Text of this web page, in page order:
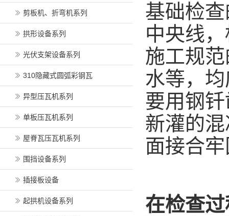
基础检
中央线
施工规
水等，
要用钢
新灌的
面接合
在检查
剪板机、折弯机系列
拱形设备系列
光伏支架设备系列
310隐藏式圆弧彩钢瓦
异型压瓦机系列
单板压瓦机系列
屋脊瓦压瓦机系列
围挡设备系列
插接板设备
起拱机设备系列